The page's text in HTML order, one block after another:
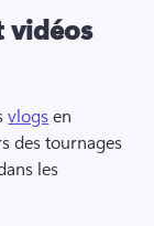
vidéos
vlogs en
des tournages
les